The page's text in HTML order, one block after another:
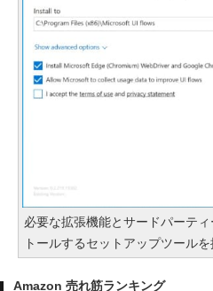
必要な拡張機能とサードパーテ
トールするセットアップツール
Amazon 売れ筋ランキング